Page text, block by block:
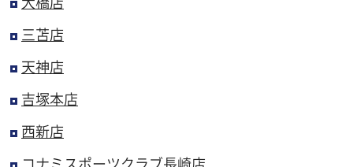
三苫店
天神店
吉塚本店
西新店
コナミスポーツクラブ長崎店